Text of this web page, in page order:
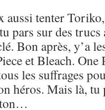
aussi tenter
pars sur des trucs
Bon après, y’a
et Bleach. One
les suffrages
héros. Mais là,